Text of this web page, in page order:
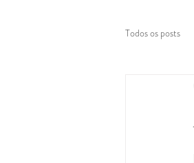
Todos os posts